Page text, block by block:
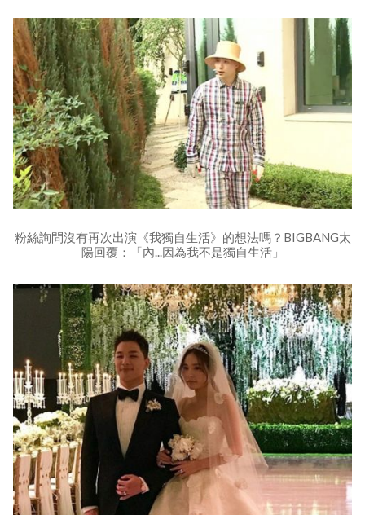
粉絲詢問沒有再次出演《我獨自生活》的想法嗎？BIGBANG太
陽回覆：「內...因為我不是獨自生活」